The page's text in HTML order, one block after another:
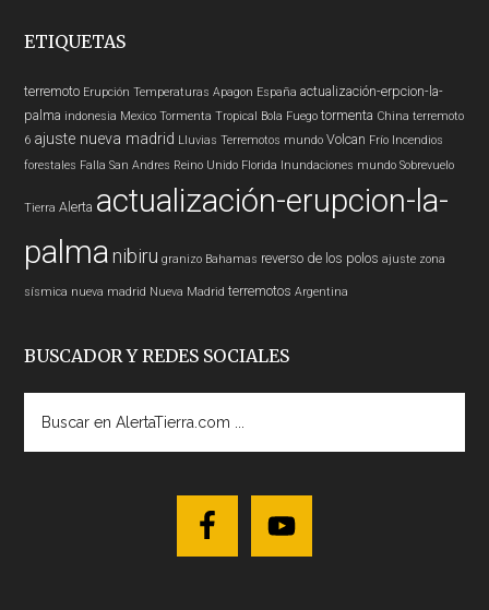
ETIQUETAS
terremoto Erupción Temperaturas Apagon España actualización-erpcion-la-
palma indonesia Mexico Tormenta Tropical Bola Fuego tormenta China terremoto
6 ajuste nueva madrid Lluvias Terremotos mundo Volcan Frío Incendios
forestales Falla San Andres Reino Unido Florida Inundaciones mundo Sobrevuelo
Tierra Alerta actualización-erupcion-la-
palma nibiru granizo Bahamas reverso de los polos ajuste zona
sísmica nueva madrid Nueva Madrid terremotos Argentina
BUSCADOR Y REDES SOCIALES
AlertaTierra.com